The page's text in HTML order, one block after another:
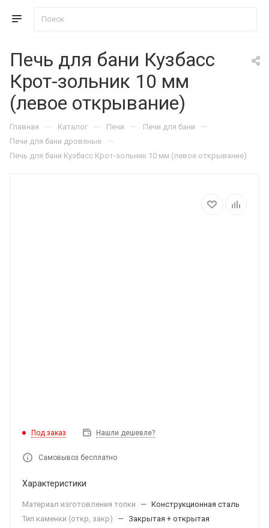
Печь для бани Кузбасс
Крот-зольник 10 мм
(левое открывание)
Главная — Каталог — Печи — Печи для бани —
Печи для бани дровяные —
Печь для бани Кузбасс Крот-зольник 10 мм (левое открывание)
Под заказ Нашли дешевле?
Самовывоз бесплатно
Характеристики
Материал изготовления топки — Конструкционная сталь
Тип каменки (откр, закр)
— Закрытая + открытая